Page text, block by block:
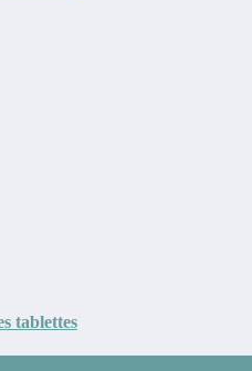
tablettes